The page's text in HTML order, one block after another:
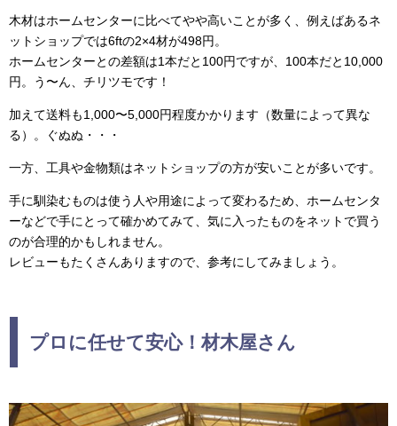
木材はホームセンターに比べてやや高いことが多く、例えばあるネ
ットショップでは6ftの2×4材が498円。
ホームセンターとの差額は1本だと100円ですが、100本だと10,000
円。う〜ん、チリツモです！
加えて送料も1,000〜5,000円程度かかります（数量によって異な
る）。ぐぬぬ・・・
一方、工具や金物類はネットショップの方が安いことが多いです。
手に馴染むものは使う人や用途によって変わるため、ホームセンタ
ーなどで手にとって確かめてみて、気に入ったものをネットで買う
のが合理的かもしれません。
レビューもたくさんありますので、参考にしてみましょう。
プロに任せて安心！材木屋さん